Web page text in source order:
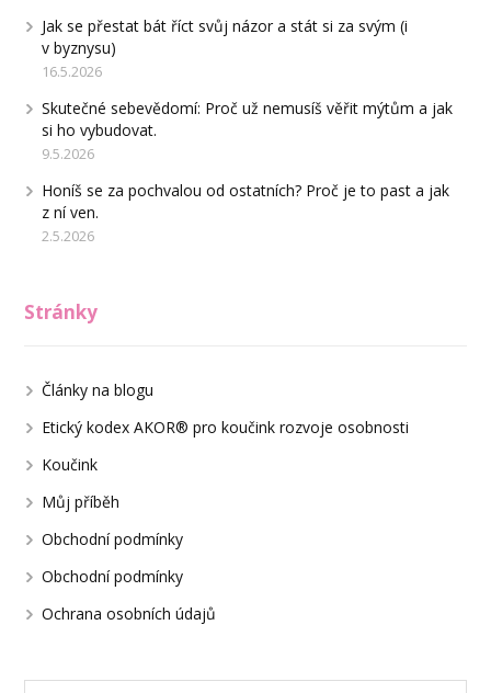
Jak se přestat bát říct svůj názor a stát si za svým (i
v byznysu)
16.5.2026
Skutečné sebevědomí: Proč už nemusíš věřit mýtům a jak
si ho vybudovat.
9.5.2026
Honíš se za pochvalou od ostatních? Proč je to past a jak
z ní ven.
2.5.2026
Stránky
Články na blogu
Etický kodex AKOR® pro koučink rozvoje osobnosti
Koučink
Můj příběh
Obchodní podmínky
Obchodní podmínky
Ochrana osobních údajů